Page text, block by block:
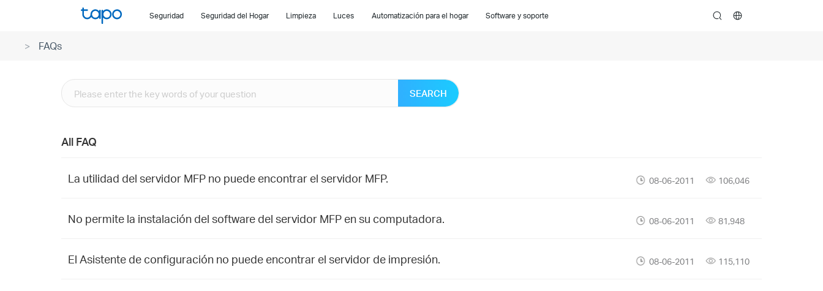
Seguridad Seguridad del Hogar Limpieza Luces Automatización para el hogar Software y soporte search
FAQs
SEARCH
All FAQ
La utilidad del servidor MFP no puede encontrar el servidor MFP. 08-06-2011 106,046
No permite la instalación del software del servidor MFP en su computadora. 08-06-2011 81,948
El Asistente de configuración no puede encontrar el servidor de impresión. 08-06-2011 115,110